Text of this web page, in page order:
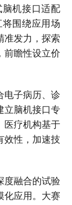
机接口适配
围绕应用场
准发力，探索
前瞻性设立价
电子病历、诊
立脑机接口专
医疗机构基于
效性，加速技
度融合的试验
化应用。大赛